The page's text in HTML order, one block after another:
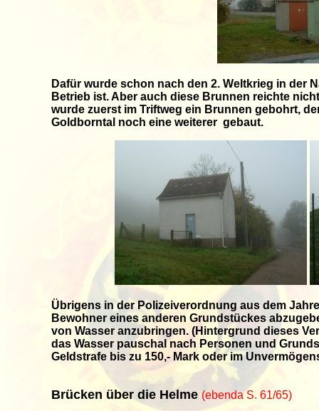
Dafür wurde schon nach den 2. Weltkrieg in der
Betrieb ist. Aber auch diese Brunnen reichte
wurde zuerst im Triftweg ein Brunnen gebohrt,
Goldborntal noch eine weiterer gebaut.
Übrigens in der Polizeiverordnung aus dem
Bewohner eines anderen Grundstückes
von Wasser anzubringen. (Hintergrund dieses
das Wasser pauschal nach Personen und
Geldstrafe bis zu 150,- Mark oder im
Brücken über die Helme (ebenda S. 61/65)